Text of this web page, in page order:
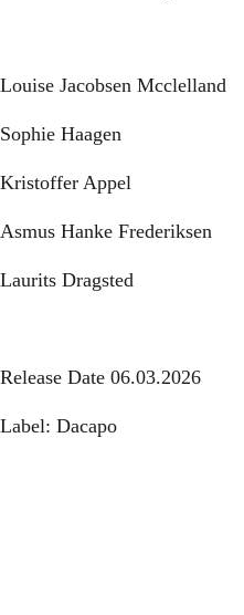
Louise Jacobsen Mcclelland
Sophie Haagen
Kristoffer Appel
Asmus Hanke Frederiksen
Laurits Dragsted
Release Date 06.03.2026
Label: Dacapo